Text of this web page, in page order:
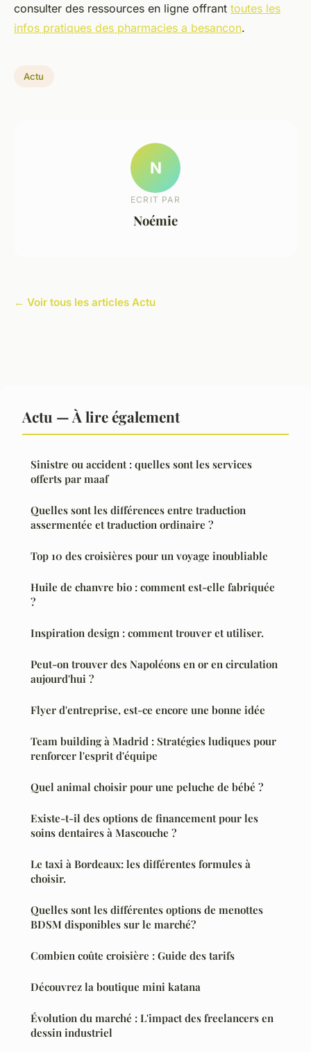
consulter des ressources en ligne offrant toutes les
infos pratiques des pharmacies a besancon.
Actu
N
ECRIT PAR
Noémie
← Voir tous les articles Actu
Actu — À lire également
Sinistre ou accident : quelles sont les services
offerts par maaf
Quelles sont les différences entre traduction
assermentée et traduction ordinaire ?
Top 10 des croisières pour un voyage inoubliable
Huile de chanvre bio : comment est-elle fabriquée
?
Inspiration design : comment trouver et utiliser.
Peut-on trouver des Napoléons en or en circulation
aujourd'hui ?
Flyer d'entreprise, est-ce encore une bonne idée
Team building à Madrid : Stratégies ludiques pour
renforcer l'esprit d'équipe
Quel animal choisir pour une peluche de bébé ?
Existe-t-il des options de financement pour les
soins dentaires à Mascouche ?
Le taxi à Bordeaux: les différentes formules à
choisir.
Quelles sont les différentes options de menottes
BDSM disponibles sur le marché?
Combien coûte croisière : Guide des tarifs
Découvrez la boutique mini katana
Évolution du marché : L'impact des freelancers en
dessin industriel